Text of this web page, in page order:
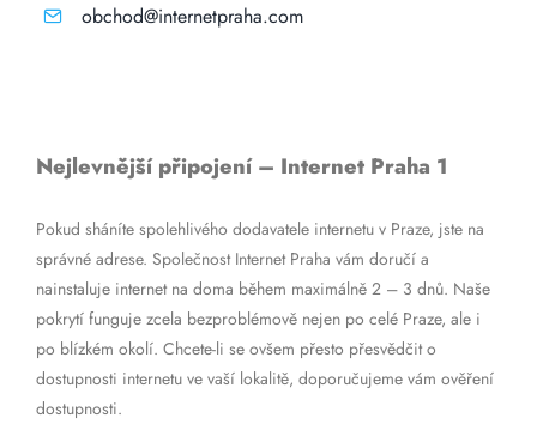
obchod@internetpraha.com
Nejlevnější připojení – Internet Praha 1
Pokud sháníte spolehlivého dodavatele internetu v Praze, jste na
správné adrese. Společnost Internet Praha vám doručí a
nainstaluje internet na doma během maximálně 2 – 3 dnů. Naše
pokrytí funguje zcela bezproblémově nejen po celé Praze, ale i
po blízkém okolí. Chcete-li se ovšem přesto přesvědčit o
dostupnosti internetu ve vaší lokalitě, doporučujeme vám ověření
dostupnosti.